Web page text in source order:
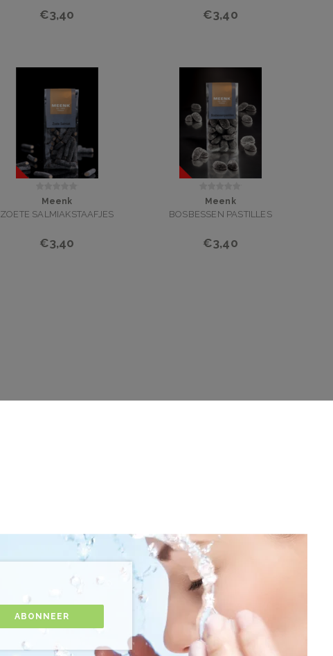
€3,40 €3,40
Meenk
ZOETE SALMIAKSTAAFJES
€3,40
Meenk
BOSBESSEN PASTILLES
€3,40
ABONNEER